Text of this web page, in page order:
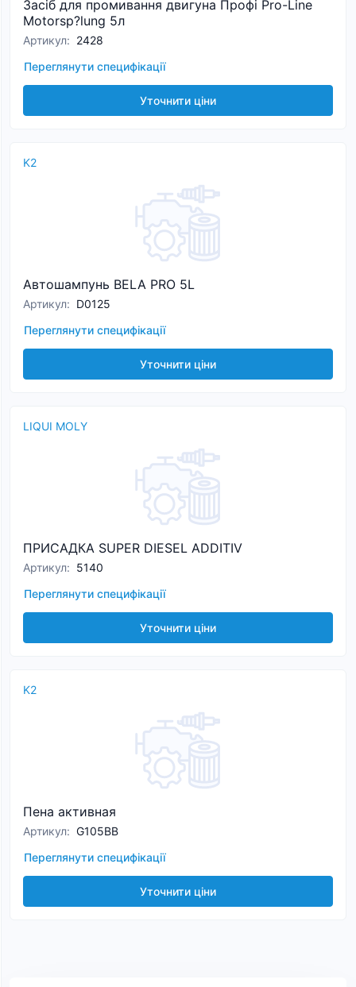
Засіб для промивання двигуна Профі Pro-Line
Motorsp?lung 5л
Артикул: 2428
Переглянути специфікації
Уточнити ціни
K2
Автошампунь BELA PRO 5L
Артикул: D0125
Переглянути специфікації
Уточнити ціни
LIQUI MOLY
ПРИСАДКА SUPER DIESEL ADDITIV
Артикул: 5140
Переглянути специфікації
Уточнити ціни
K2
Пена активная
Артикул: G105BB
Переглянути специфікації
Уточнити ціни